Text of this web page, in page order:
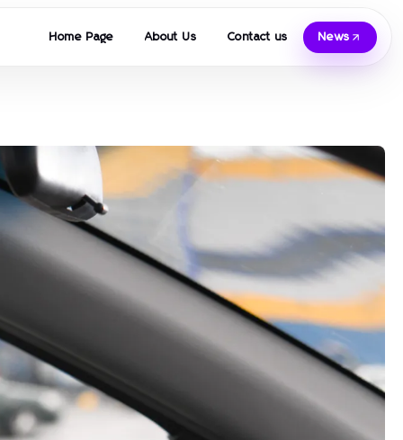
Home Page About Us Contact us News